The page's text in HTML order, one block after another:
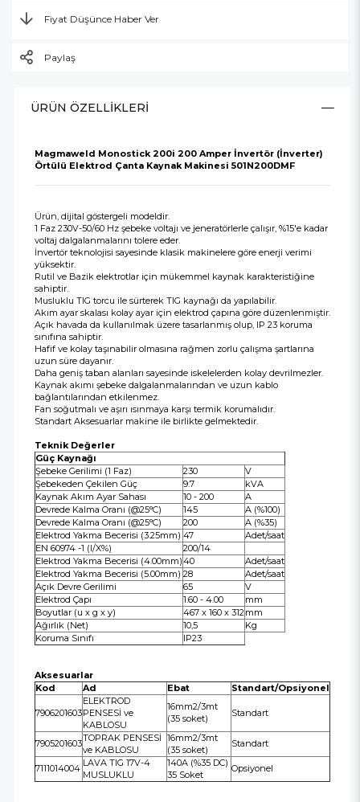
Fiyat Düşünce Haber Ver
Paylaş
ÜRÜN ÖZELLIKLERI
Magmaweld Monostick 200i 200 Amper İnvertör (İnverter)
Örtülü Elektrod Çanta Kaynak Makinesi 501N200DMF
Ürün, dijital göstergeli modeldir.
1 Faz 230V-50/60 Hz şebeke voltajı ve jeneratörlerle çalışır, %15'e kadar
voltaj dalgalanmalarını tolere eder.
İnvertör teknolojisi sayesinde klasik makinelere göre enerji verimi
yüksektir.
Rutil ve Bazik elektrotlar için mükemmel kaynak karakteristiğine
sahiptir.
Musluklu TIG torcu ile sürterek TIG kaynağı da yapılabilir.
Akım ayar skalası kolay ayar için elektrod çapına göre düzenlenmiştir.
Açık havada da kullanılmak üzere tasarlanmış olup, IP 23 koruma
sınıfına sahiptir.
Hafif ve kolay taşınabilir olmasına rağmen zorlu çalışma şartlarına
uzun süre dayanır.
Daha geniş taban alanları sayesinde iskelelerden kolay devrilmezler.
Kaynak akımı şebeke dalgalanmalarından ve uzun kablo
bağlantılarından etkilenmez.
Fan soğutmalı ve aşırı ısınmaya karşı termik korumalıdır.
Standart Aksesuarlar makine ile birlikte gelmektedir.
Teknik Değerler
Güç Kaynağı
Şebeke Gerilimi (1 Faz)
230
V
Şebekeden Çekilen Güç
9.7
kVA
Kaynak Akım Ayar Sahası
10 - 200
A
Devrede Kalma Oranı (@25°C)
145
A (%100)
Devrede Kalma Oranı (@25°C)
200
A (%35)
Elektrod Yakma Becerisi (3.25mm) 47
Adet/saat
EN 60974 -1 (I/X%)
200/14
Elektrod Yakma Becerisi (4.00mm)40
Adet/saat
Elektrod Yakma Becerisi (5.00mm) 28
Adet/saat
Açık Devre Gerilimi
65
V
Elektrod Çapı
1.60 - 4.00
mm
Boyutlar (u x g x y)
467 x 160 x 312mm
Ağırlık (Net)
10,5
Kg
Koruma Sınıfı
IP23
Aksesuarlar
Kod
Ad Ebat Standart/Opsiyonel
7906201603
ELEKTROD
PENSESİ ve
KABLOSU
16mm2/3mt
(35 soket)
Standart
7905201603TOPRAK PENSESİ
ve KABLOSU
16mm2/3mt
(35 soket)
Standart
7111014004 LAVA TIG 17V-4
MUSLUKLU
140A (%35 DC)
35 Soket
Opsiyonel